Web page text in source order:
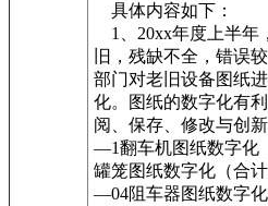
具体内容如下：
1、20xx年度上半年
旧，残缺不全，错误
部门对老旧设备图纸
化。图纸的数字化有
阅、保存、修改与创
—1翻车机图纸数字化
罐笼图纸数字化（合
—04阻车器图纸数字